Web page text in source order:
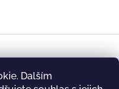
Dalším